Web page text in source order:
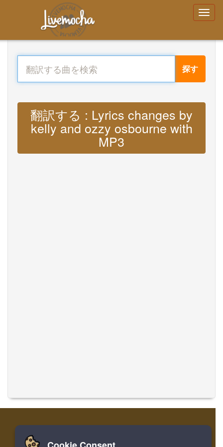
探す
翻訳する : Lyrics changes by
kelly and ozzy osbourne with
MP3